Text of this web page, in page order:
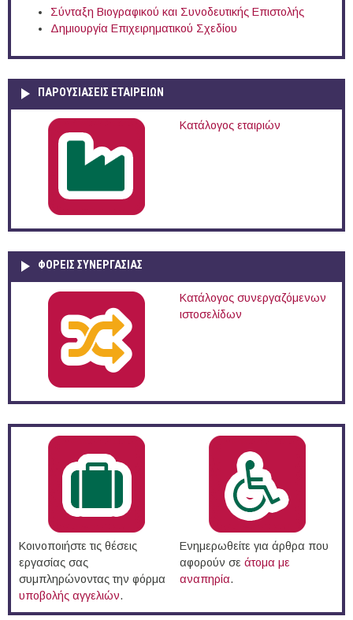
Σύνταξη Βιογραφικού και Συνοδευτικής Επιστολής
Δημιουργία Επιχειρηματικού Σχεδίου
ΠΑΡΟΥΣΙΆΣΕΙΣ ΕΤΑΙΡΕΙΏΝ
Κατάλογος εταιριών
ΦΟΡΕΙΣ ΣΥΝΕΡΓΑΣΙΑΣ
Κατάλογος συνεργαζόμενων
ιστοσελίδων
Κοινοποιήστε τις θέσεις
εργασίας σας
συμπληρώνοντας την φόρμα
υποβολής αγγελιών.
Ενημερωθείτε για άρθρα που
αφορούν σε άτομα με
αναπηρία.